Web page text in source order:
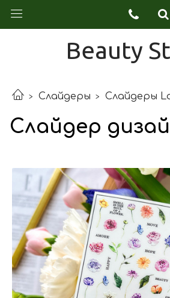
Beauty
Слайдеры Слайдеры
Слайдер